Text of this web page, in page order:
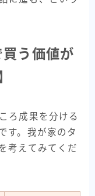
買う価値が
ろ成果を分ける
す。我が家のタ
考えてみてくだ